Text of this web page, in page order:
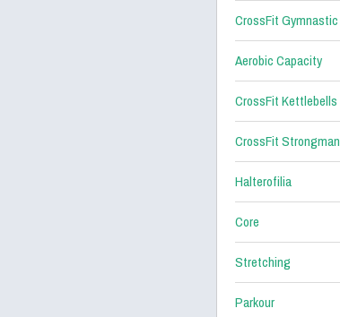
CrossFit Gymnastic
Aerobic Capacity
CrossFit Kettlebells
CrossFit Strongman
Halterofilia
Core
Stretching
Parkour